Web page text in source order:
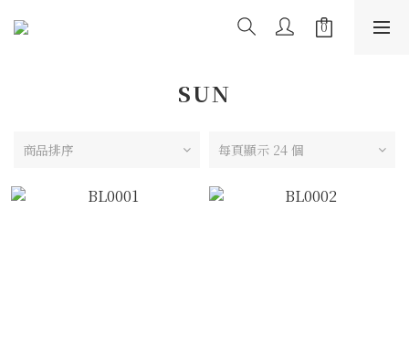
SUN
商品排序 每頁顯示 24 個